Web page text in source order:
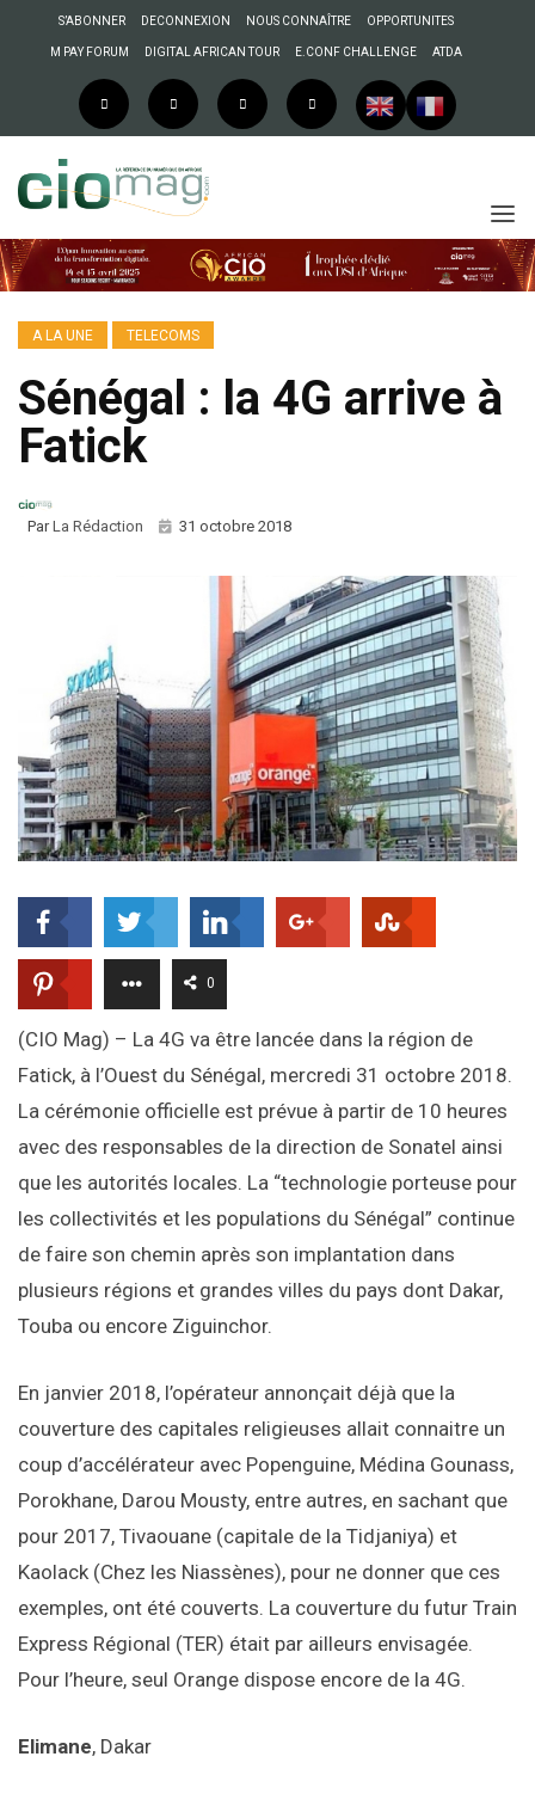
S’ABONNER DECONNEXION NOUS CONNAÎTRE OPPORTUNITES
M PAY FORUM DIGITAL AFRICAN TOUR E.CONF CHALLENGE ATDA
A LA UNE TELECOMS
Sénégal : la 4G arrive à
Fatick
ParLa Rédaction 31 octobre 2018
0
(CIO Mag) – La 4G va être lancée dans la région de
Fatick, à l’Ouest du Sénégal, mercredi 31 octobre 2018.
La cérémonie officielle est prévue à partir de 10 heures
avec des responsables de la direction de Sonatel ainsi
que les autorités locales. La “technologie porteuse pour
les collectivités et les populations du Sénégal” continue
de faire son chemin après son implantation dans
plusieurs régions et grandes villes du pays dont Dakar,
Touba ou encore Ziguinchor.
En janvier 2018, l’opérateur annonçait déjà que la
couverture des capitales religieuses allait connaitre un
coup d’accélérateur avec Popenguine, Médina Gounass,
Porokhane, Darou Mousty, entre autres, en sachant que
pour 2017, Tivaouane (capitale de la Tidjaniya) et
Kaolack (Chez les Niassènes), pour ne donner que ces
exemples, ont été couverts. La couverture du futur Train
Express Régional (TER) était par ailleurs envisagée.
Pour l’heure, seul Orange dispose encore de la 4G.
Elimane, Dakar